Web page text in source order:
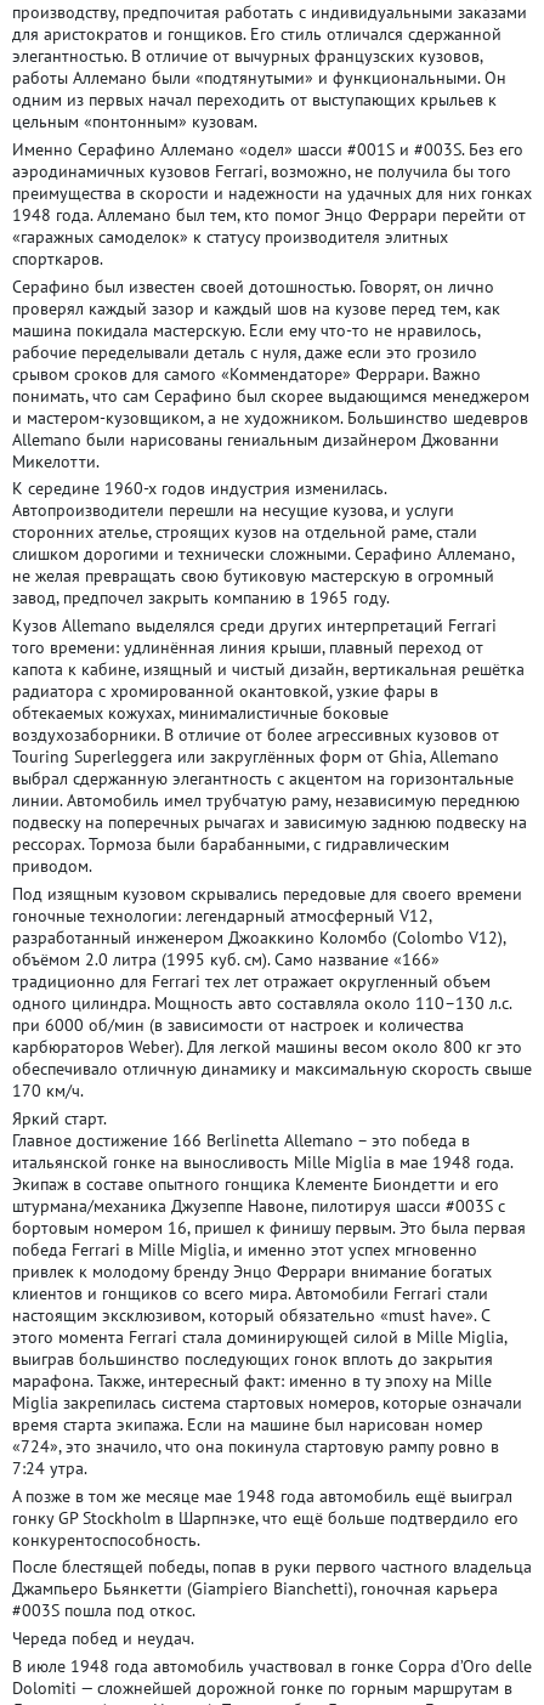
производству, предпочитая работать с индивидуальными заказами
для аристократов и гонщиков. Его стиль отличался сдержанной
элегантностью. В отличие от вычурных французских кузовов,
работы Аллемано были «подтянутыми» и функциональными. Он
одним из первых начал переходить от выступающих крыльев к
цельным «понтонным» кузовам.
Именно Серафино Аллемано «одел» шасси #001S и #003S. Без его
аэродинамичных кузовов Ferrari, возможно, не получила бы того
преимущества в скорости и надежности на удачных для них гонках
1948 года. Аллемано был тем, кто помог Энцо Феррари перейти от
«гаражных самоделок» к статусу производителя элитных
спорткаров.
Серафино был известен своей дотошностью. Говорят, он лично
проверял каждый зазор и каждый шов на кузове перед тем, как
машина покидала мастерскую. Если ему что-то не нравилось,
рабочие переделывали деталь с нуля, даже если это грозило
срывом сроков для самого «Коммендаторе» Феррари. Важно
понимать, что сам Серафино был скорее выдающимся менеджером
и мастером-кузовщиком, а не художником. Большинство шедевров
Allemano были нарисованы гениальным дизайнером Джованни
Микелотти.
К середине 1960-х годов индустрия изменилась.
Автопроизводители перешли на несущие кузова, и услуги
сторонних ателье, строящих кузов на отдельной раме, стали
слишком дорогими и технически сложными. Серафино Аллемано,
не желая превращать свою бутиковую мастерскую в огромный
завод, предпочел закрыть компанию в 1965 году.
Кузов Allemano выделялся среди других интерпретаций Ferrari
того времени: удлинённая линия крыши, плавный переход от
капота к кабине, изящный и чистый дизайн, вертикальная решётка
радиатора с хромированной окантовкой, узкие фары в
обтекаемых кожухах, минималистичные боковые
воздухозаборники. В отличие от более агрессивных кузовов от
Touring Superleggera или закруглённых форм от Ghia, Allemano
выбрал сдержанную элегантность с акцентом на горизонтальные
линии. Автомобиль имел трубчатую раму, независимую переднюю
подвеску на поперечных рычагах и зависимую заднюю подвеску на
рессорах. Тормоза были барабанными, с гидравлическим
приводом.
Под изящным кузовом скрывались передовые для своего времени
гоночные технологии: легендарный атмосферный V12,
разработанный инженером Джоаккино Коломбо (Colombo V12),
объёмом 2.0 литра (1995 куб. см). Само название «166»
традиционно для Ferrari тех лет отражает округленный объем
одного цилиндра. Мощность авто составляла около 110–130 л.с.
при 6000 об/мин (в зависимости от настроек и количества
карбюраторов Weber). Для легкой машины весом около 800 кг это
обеспечивало отличную динамику и максимальную скорость свыше
170 км/ч.
Яркий старт.
Главное достижение 166 Berlinetta Allemano – это победа в
итальянской гонке на выносливость Mille Miglia в мае 1948 года.
Экипаж в составе опытного гонщика Клементе Биондетти и его
штурмана/механика Джузеппе Навоне, пилотируя шасси #003S с
бортовым номером 16, пришел к финишу первым. Это была первая
победа Ferrari в Mille Miglia, и именно этот успех мгновенно
привлек к молодому бренду Энцо Феррари внимание богатых
клиентов и гонщиков со всего мира. Автомобили Ferrari стали
настоящим эксклюзивом, который обязательно «must have». С
этого момента Ferrari стала доминирующей силой в Mille Miglia,
выиграв большинство последующих гонок вплоть до закрытия
марафона. Также, интересный факт: именно в ту эпоху на Mille
Miglia закрепилась система стартовых номеров, которые означали
время старта экипажа. Если на машине был нарисован номер
«724», это значило, что она покинула стартовую рампу ровно в
7:24 утра.
А позже в том же месяце мае 1948 года автомобиль ещё выиграл
гонку GP Stockholm в Шарпнэке, что ещё больше подтвердило его
конкурентоспособность.
После блестящей победы, попав в руки первого частного владельца
Джампьеро Бьянкетти (Giampiero Bianchetti), гоночная карьера
#003S пошла под откос.
Череда побед и неудач.
В июле 1948 года автомобиль участвовал в гонке Coppa d’Oro delle
Dolomiti — сложнейшей дорожной гонке по горным маршрутам в